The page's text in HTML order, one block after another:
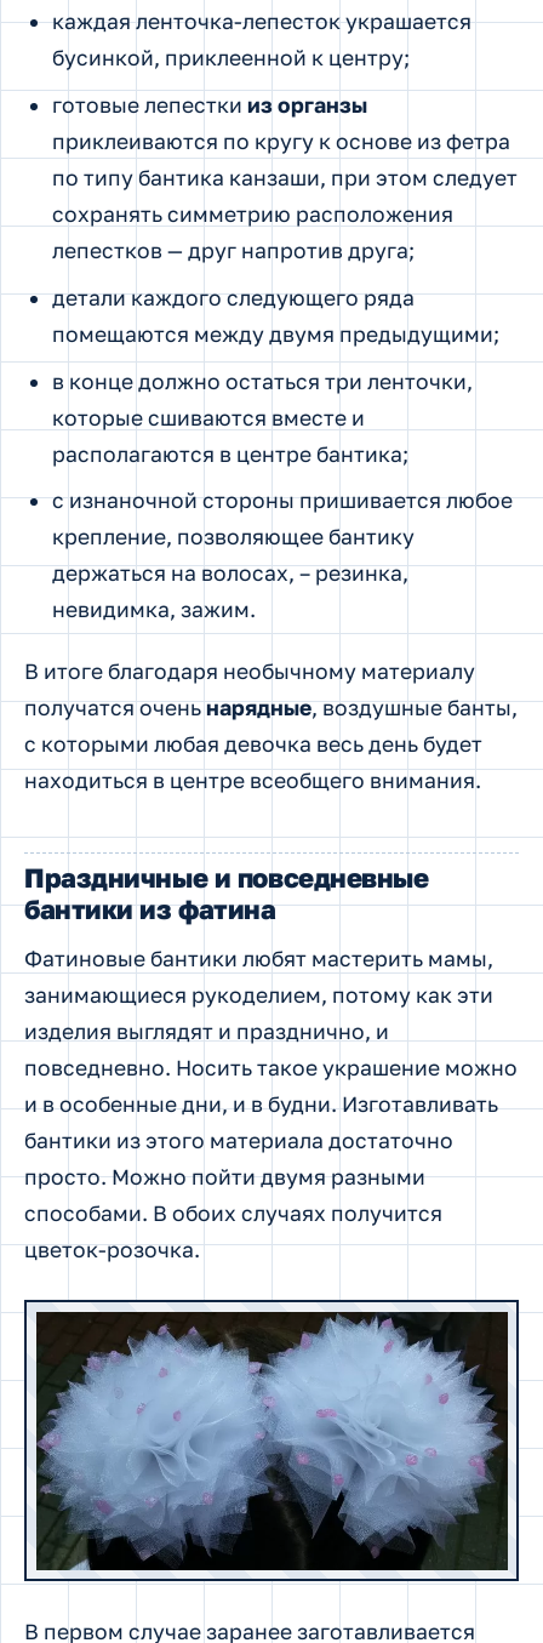
каждая ленточка-лепесток украшается
бусинкой, приклеенной к центру;
готовые лепестки из органзы
приклеиваются по кругу к основе из фетра
по типу бантика канзаши, при этом следует
сохранять симметрию расположения
лепестков — друг напротив друга;
детали каждого следующего ряда
помещаются между двумя предыдущими;
в конце должно остаться три ленточки,
которые сшиваются вместе и
располагаются в центре бантика;
с изнаночной стороны пришивается любое
крепление, позволяющее бантику
держаться на волосах, – резинка,
невидимка, зажим.
В итоге благодаря необычному материалу
получатся оченьнарядные, воздушные банты,
с которыми любая девочка весь день будет
находиться в центре всеобщего внимания.
Праздничные и повседневные
бантики из фатина
Фатиновые бантики любят мастерить мамы,
занимающиеся рукоделием, потому как эти
изделия выглядят и празднично, и
повседневно. Носить такое украшение можно
и в особенные дни, и в будни. Изготавливать
бантики из этого материала достаточно
просто. Можно пойти двумя разными
способами. В обоих случаях получится
цветок-розочка.
В первом случае заранее заготавливается